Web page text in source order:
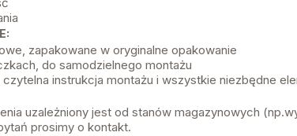
zapakowane w oryginalne opakowanie
do samodzielnego montażu
czytelna instrukcja montażu i wszystkie niezbędne
uzależniony jest od stanów magazynowych
prosimy o kontakt.